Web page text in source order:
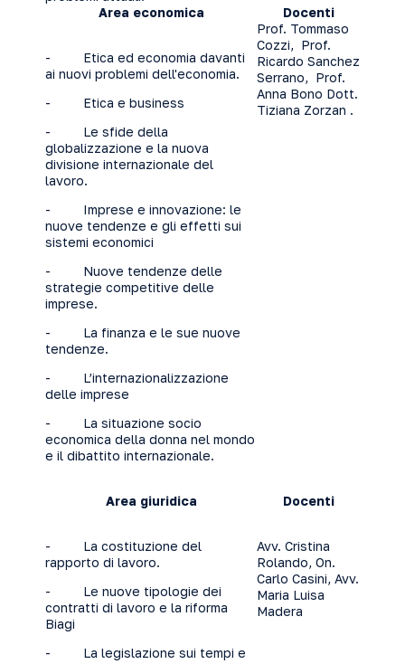
Area economica
Docenti
- Etica ed economia davanti
ai nuovi problemi dell'economia.
- Etica e business
- Le sfide della
globalizzazione e la nuova
divisione internazionale del
lavoro.
- Imprese e innovazione: le
nuove tendenze e gli effetti sui
sistemi economici
- Nuove tendenze delle
strategie competitive delle
imprese.
- La finanza e le sue nuove
tendenze.
- L’internazionalizzazione
delle imprese
- La situazione socio
economica della donna nel mondo
e il dibattito internazionale.
Prof. Tommaso
Cozzi, Prof.
Ricardo Sanchez
Serrano, Prof.
Anna Bono Dott.
Tiziana Zorzan .
Area giuridica Docenti
- La costituzione del
rapporto di lavoro.
- Le nuove tipologie dei
contratti di lavoro e la riforma
Biagi
- La legislazione sui tempi e
Avv. Cristina
Rolando, On.
Carlo Casini, Avv.
Maria Luisa
Madera